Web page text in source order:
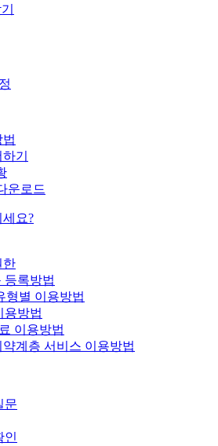
법
기
운로드
세요?
한
등록방법
형별 이용방법
용방법
이용방법
약계층 서비스 이용방법
문
인